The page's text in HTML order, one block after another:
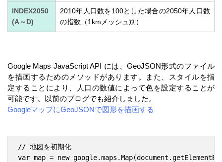
INDEX2050
(A～D)
2010年人口数を100とした場合の2050年人口数
の指数（1kmメッシュ別）
Google Maps JavaScript API には、GeoJSON形式のファイル
を描画するためのメソッドがあります。また、スタイルを指
定することにより、人口の数値によって色を設定することが
可能です。以前のブログでも紹介しました。
GoogleマップにGeoJSONで図形を描画する
// 地図を初期化
var map = new